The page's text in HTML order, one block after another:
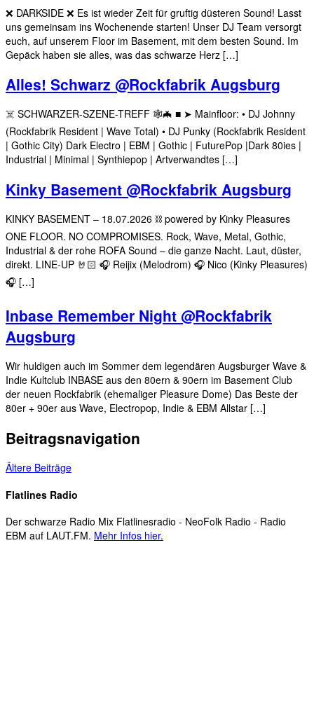
❌️ DARKSIDE ❌️ Es ist wieder Zeit für gruftig düsteren Sound! Lasst
uns gemeinsam ins Wochenende starten! Unser DJ Team versorgt
euch, auf unserem Floor im Basement, mit dem besten Sound. Im
Gepäck haben sie alles, was das schwarze Herz […]
Alles! Schwarz @Rockfabrik Augsburg
☠️ SCHWARZER-SZENE-TREFF 🕸🦇 ■ ➤ Mainfloor: • DJ Johnny
(Rockfabrik Resident | Wave Total) • DJ Punky (Rockfabrik Resident
| Gothic City) Dark Electro | EBM | Gothic | FuturePop |Dark 80ies |
Industrial | Minimal | Synthiepop | Artverwandtes […]
Kinky Basement @Rockfabrik Augsburg
KINKY BASEMENT – 18.07.2026 ⛓️ powered by Kinky Pleasures
ONE FLOOR. NO COMPROMISES. Rock, Wave, Metal, Gothic,
Industrial & der rohe ROFA Sound – die ganze Nacht. Laut, düster,
direkt. LINE-UP 🤘🏻 🎧 Reijix (Melodrom) 🎧 Nico (Kinky Pleasures)
🎧 […]
Inbase Remember Night @Rockfabrik
Augsburg
Wir huldigen auch im Sommer dem legendären Augsburger Wave &
Indie Kultclub INBASE aus den 80ern & 90ern im Basement Club
der neuen Rockfabrik (ehemaliger Pleasure Dome) Das Beste der
80er + 90er aus Wave, Electropop, Indie & EBM Allstar […]
Beitragsnavigation
Ältere Beiträge
Flatlines Radio
Der schwarze Radio Mix Flatlinesradio - NeoFolk Radio - Radio
EBM auf LAUT.FM. Mehr Infos hier.